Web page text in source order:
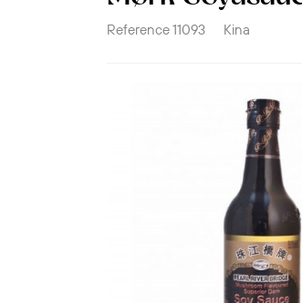
Reference11093 Kina